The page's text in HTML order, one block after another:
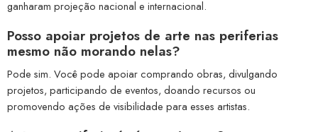
ganharam projeção nacional e internacional.
Posso apoiar projetos de arte nas periferias
mesmo não morando nelas?
Pode sim. Você pode apoiar comprando obras, divulgando
projetos, participando de eventos, doando recursos ou
promovendo ações de visibilidade para esses artistas.